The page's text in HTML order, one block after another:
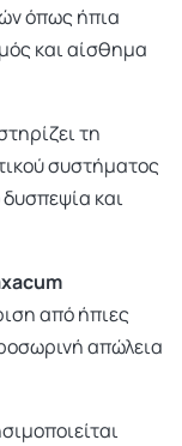
όπως ήπια
και αίσθημα
τη
συστήματος
και
από ήπιες
απώλεια